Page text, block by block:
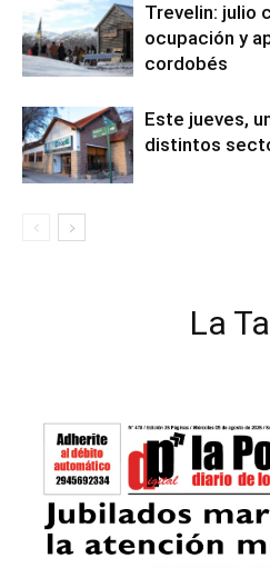
Trevelin: julio
ocupación y
cordobés
Este jueves,
distintos
La